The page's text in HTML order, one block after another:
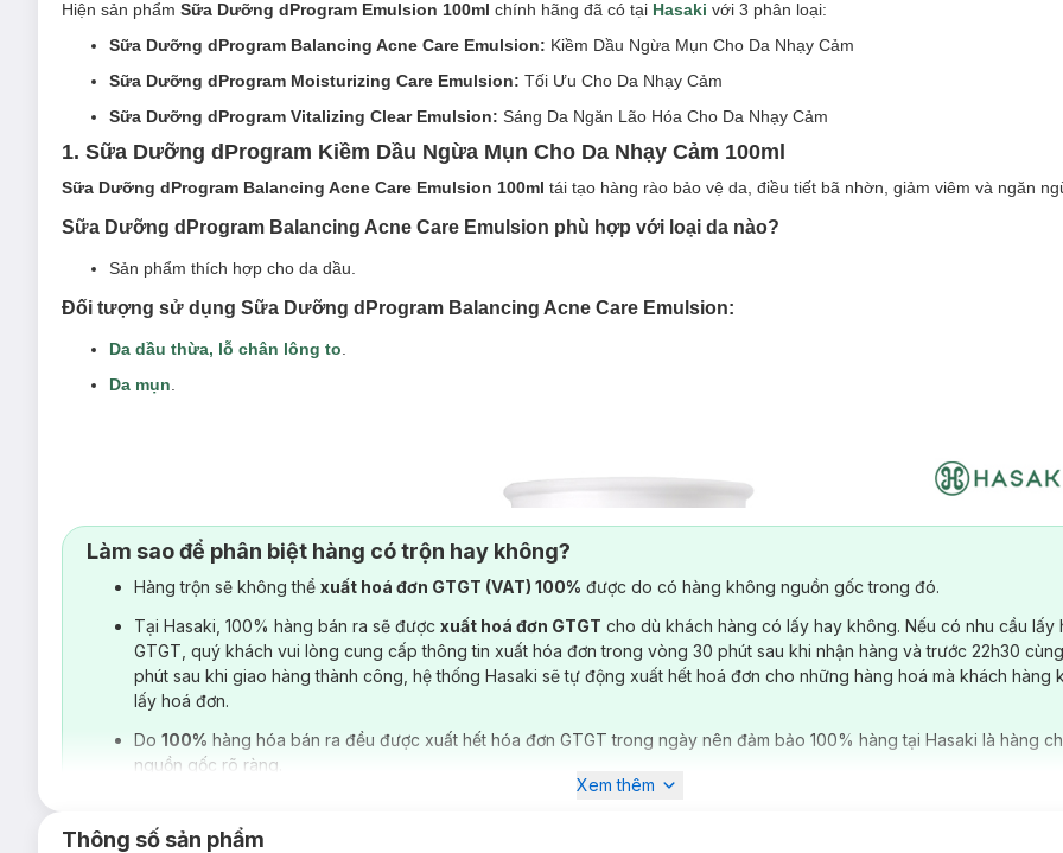
Hiện sản phẩm Sữa Dưỡng dProgram Emulsion 100ml chính hãng đã có tại Hasaki với 3 phân loại:
Sữa Dưỡng dProgram Balancing Acne Care Emulsion: Kiềm Dầu Ngừa Mụn Cho Da Nhạy Cảm
Sữa Dưỡng dProgram Moisturizing Care Emulsion: Tối Ưu Cho Da Nhạy Cảm
Sữa Dưỡng dProgram Vitalizing Clear Emulsion: Sáng Da Ngăn Lão Hóa Cho Da Nhạy Cảm
1. Sữa Dưỡng dProgram Kiềm Dầu Ngừa Mụn Cho Da Nhạy Cảm 100ml
Sữa Dưỡng dProgram Balancing Acne Care Emulsion 100ml tái tạo hàng rào bảo vệ da, điều tiết bã nhờn, giảm viêm và ngăn
Sữa Dưỡng dProgram Balancing Acne Care Emulsion phù hợp với loại da nào?
Sản phẩm thích hợp cho da dầu.
Đối tượng sử dụng Sữa Dưỡng dProgram Balancing Acne Care Emulsion:
Da dầu thừa, lỗ chân lông to
Da mụn
Làm sao để phân biệt hàng có trộn hay không?
Hàng trộn sẽ không thể xuất hoá đơn GTGT (VAT) 100% được do có hàng không nguồn gốc trong đó.
Tại Hasaki, 100% hàng bán ra sẽ được xuất hoá đơn GTGT cho dù khách hàng có lấy hay không. Nếu có nhu cầu lấy
GTGT, quý khách vui lòng cung cấp thông tin xuất hóa đơn trong vòng 30 phút sau khi nhận hàng và trước 22h30
phút sau khi giao hàng thành công, hệ thống Hasaki sẽ tự động xuất hết hoá đơn cho những hàng hoá mà khách hàng
lấy hoá đơn.
Do 100% hàng hóa bán ra đều được xuất hết hóa đơn GTGT trong ngày nên đảm bảo 100% hàng tại Hasaki là hàng
nguồn gốc rõ ràng.
Xem thêm
Thông số sản phẩm